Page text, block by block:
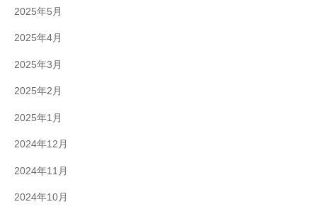
2025年5月
2025年4月
2025年3月
2025年2月
2025年1月
2024年12月
2024年11月
2024年10月